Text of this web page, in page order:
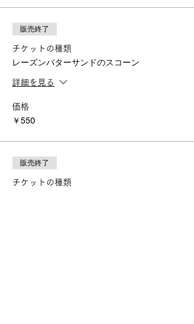
販売終了
チケットの種類
レーズンバターサンドのスコーン
詳細を見る
価格
￥550
販売終了
チケットの種類